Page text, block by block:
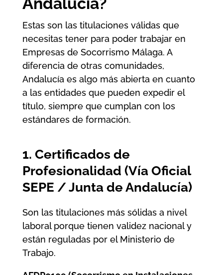
Estas son las titulaciones válidas que
necesitas tener para poder trabajar en
Empresas de Socorrismo Málaga. A
diferencia de otras comunidades,
Andalucía es algo más abierta en cuanto
a las entidades que pueden expedir el
título, siempre que cumplan con los
estándares de formación.
1. Certificados de
Profesionalidad (Vía Oficial
SEPE / Junta de Andalucía)
Son las titulaciones más sólidas a nivel
laboral porque tienen validez nacional y
están reguladas por el Ministerio de
Trabajo.